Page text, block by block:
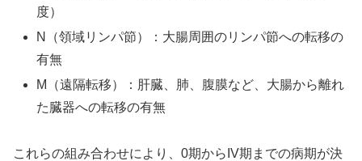
度）
N（領域リンパ節）：大腸周囲のリンパ節への転移の
有無
M（遠隔転移）：肝臓、肺、腹膜など、大腸から離れ
た臓器への転移の有無
これらの組み合わせにより、0期からIV期までの病期が決